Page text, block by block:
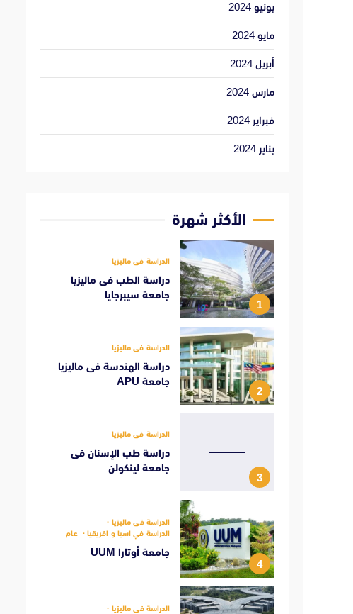
يونيو 2024
مايو 2024
أبريل 2024
مارس 2024
فبراير 2024
يناير 2024
الأكثر شهرة
1
الدراسة فى ماليزيا
دراسة الطب فى ماليزيا
جامعة سيبرجايا
2
الدراسة فى ماليزيا
دراسة الهندسة فى ماليزيا
جامعة APU
3
الدراسة فى ماليزيا
دراسة طب الإسنان فى
جامعة لينكولن
4
الدراسة فى ماليزيا
الدراسة في اسيا و افريقيا
عام
جامعة أوتارا UUM
الدراسة فى ماليزيا